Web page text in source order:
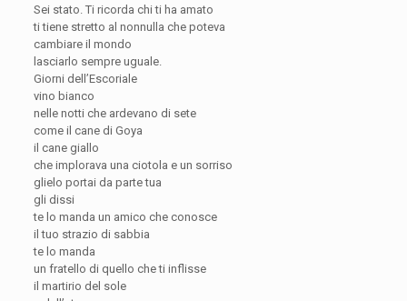
Sei stato. Ti ricorda chi ti ha amato
ti tiene stretto al nonnulla che poteva
cambiare il mondo
lasciarlo sempre uguale.
Giorni dell’Escoriale
vino bianco
nelle notti che ardevano di sete
come il cane di Goya
il cane giallo
che implorava una ciotola e un sorriso
glielo portai da parte tua
gli dissi
te lo manda un amico che conosce
il tuo strazio di sabbia
te lo manda
un fratello di quello che ti inflisse
il martirio del sole